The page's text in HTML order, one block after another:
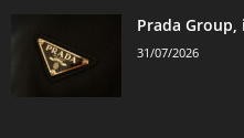
Prada Group,
31/07/2026